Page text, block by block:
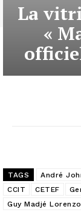
La
«
TAGS André
CCIT
CETEF
Guy Madjé Lorenzo